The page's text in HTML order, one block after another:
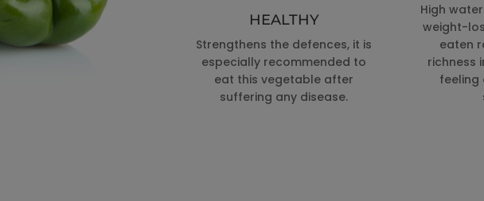
HEALTHY
Strengthens the defences, it is
especially recommended to
eat this vegetable after
suffering any disease.
High
weight-
eaten
richness
feeling